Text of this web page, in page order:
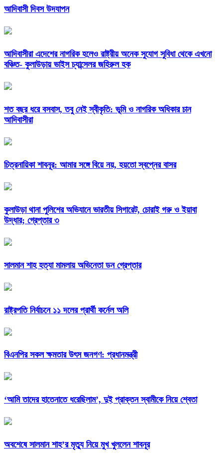
আদিবাসী দিবস উদযাপন
আদিবাসীরা এদেশের নাগরিক হলেও রাষ্ট্রীয় অনেক সুযোগ সুবিধা থেকে এখনো
বঞ্চিত- কুলাউড়ায় ভাইস চ্যান্সেলর জহিরুল হক
শত বছর ধরে বসবাস, তবু নেই স্বীকৃতি: ভূমি ও নাগরিক অধিকার চান
আদিবাসীরা
চিত্রনায়িকা শাবনূর: আমার সঙ্গে বিয়ে নয়, হয়তো স্বপ্নের বাসর
কুলাউড়া থানা পুলিশের অভিযানে ভারতীয় সিগারেট, চোরাই গরু ও ইয়াবা
উদ্ধার; গ্রেপ্তার ৩
সালমান শাহ হত্যা মামলায় অভিনেতা ডন গ্রেপ্তার
রাষ্ট্রপতি নির্বাচনে ১১ দলের প্রার্থী কর্নেল অলি
বিএনপির সকল ক্ষমতার উৎস জনগণ: প্রধানমন্ত্রী
‘আমি তাদের হাতেনাতে ধরেছিলাম’, দুই প্রাক্তন স্বামীকে নিয়ে শ্বেতা
অবশেষে সালমান শাহ’র মৃত্যু নিয়ে মুখ খুললেন শাবনূর